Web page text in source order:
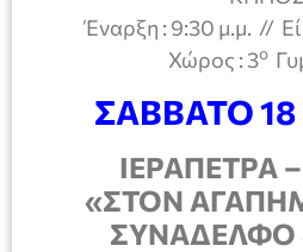
Έναρξη : 9:30 μ.μ. //
Χώρος : 3ο
ΣΑΒΒΑΤΟ 18
ΙΕΡΑΠΕΤΡΑ
«ΣΤΟΝ
ΣΥΝΑΔΕΛΦΟ